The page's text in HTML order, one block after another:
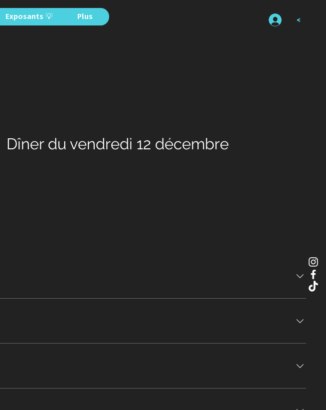
Exposants 💡 Plus <
Dîner du vendredi 12 décembre